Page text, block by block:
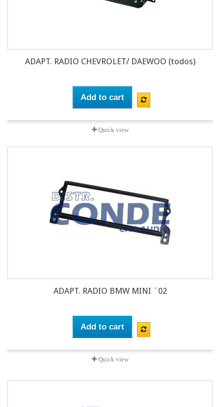
ADAPT. RADIO CHEVROLET/ DAEWOO (todos)
Add to cart
Quick view
ADAPT. RADIO BMW MINI ´02
Add to cart
Quick view